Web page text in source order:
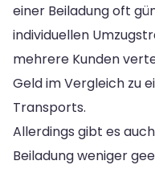
einer Beiladung oft
individuellen
mehrere Kunden
Geld im Vergleich zu
Transports.
Allerdings gibt es
Beiladung weniger